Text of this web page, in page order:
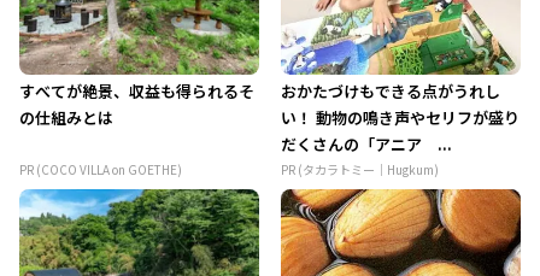
すべてが絶景、収益も得られるそ
の仕組みとは
PR (COCO VILLA on GOETHE)
おかたづけもできる点がうれし
い！ 動物の鳴き声やセリフが盛り
だくさんの「アニア ...
PR (タカラトミー｜Hugkum)